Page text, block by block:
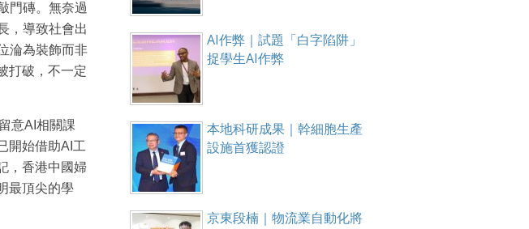
門磚。無奈過
，導致社會出
淪為裝飾而非
打破，不一定
意AI相關課
開始借助AI工
，香港中國婦
最頂尖的學
AI作弊｜試題「白字陷阱」
捉學生AI作弊
本地科研成果｜幹細胞生產
設施首獲認證
京東段楠｜物流業自動化將